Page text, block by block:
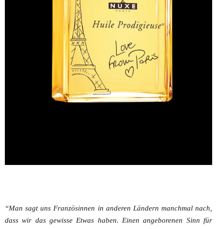
“Man sagt uns Französinnen in anderen Ländern manchmal nach,
dass wir das gewisse Etwas haben. Einen angeborenen Sinn für